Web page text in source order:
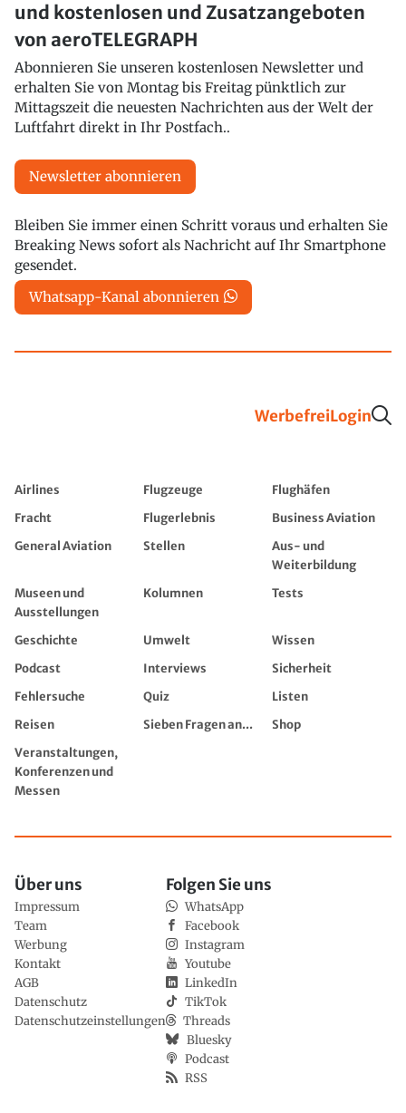
und kostenlosen und Zusatzangeboten
von aeroTELEGRAPH
Abonnieren Sie unseren kostenlosen Newsletter und
erhalten Sie von Montag bis Freitag pünktlich zur
Mittagszeit die neuesten Nachrichten aus der Welt der
Luftfahrt direkt in Ihr Postfach..
Newsletter abonnieren
Bleiben Sie immer einen Schritt voraus und erhalten Sie
Breaking News sofort als Nachricht auf Ihr Smartphone
gesendet.
Whatsapp-Kanal abonnieren
WerbefreiLogin
Airlines Flugzeuge
Flughäfen
Fracht
Flugerlebnis
Business Aviation
General Aviation
Stellen
Aus- und
Weiterbildung
Museen und
Ausstellungen
Kolumnen Tests
Geschichte Umwelt
Wissen
Podcast
Interviews
Sicherheit
Fehlersuche
Quiz
Listen
Reisen
Sieben Fragen an...
Shop
Veranstaltungen,
Konferenzen und
Messen
Über uns
Impressum
Team
Werbung
Kontakt
AGB
Datenschutz
Datenschutzeinstellungen
Folgen Sie uns
WhatsApp
Facebook
Instagram
Youtube
LinkedIn
TikTok
Threads
Bluesky
Podcast
RSS